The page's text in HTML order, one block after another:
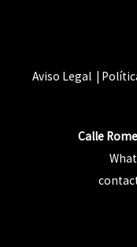
Aviso Legal |
Calle